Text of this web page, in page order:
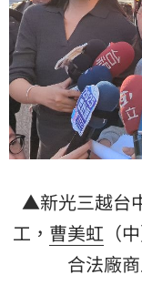
▲新光三越台
工， 曹美虹 （
合法廠